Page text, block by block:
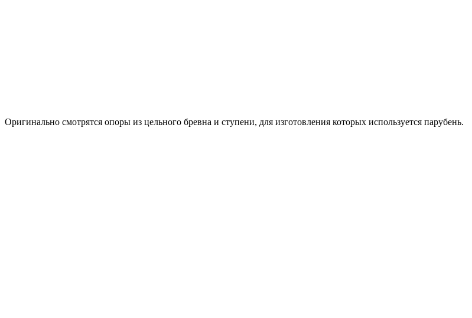
Оригинально смотрятся опоры из цельного бревна и ступени, для изготовления которых используется парубень.